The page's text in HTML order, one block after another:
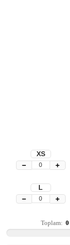
XS
− +
L
− +
Toplam: 0